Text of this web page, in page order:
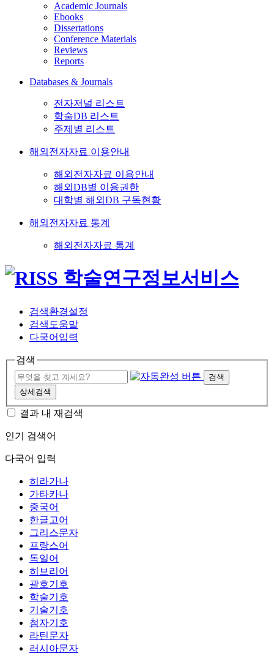
Academic Journals
Ebooks
Dissertations
Conference Materials
Reviews
Reports
Databases & Journals
전자저널 리스트
학술DB 리스트
주제별 리스트
해외전자자료 이용안내
해외전자자료 이용안내
해외DB별 이용권한
대학별 해외DB 구독현황
해외전자자료 통계
해외전자자료 통계
검색환경설정
검색도움말
다국어입력
검색
검색
상세검색
결과 내 재검색
인기 검색어
다국어 입력
히라가나
가타카나
중국어
한글고어
그리스문자
프랑스어
독일어
히브리어
괄호기호
학술기호
기술기호
첨자기호
라틴문자
러시아문자